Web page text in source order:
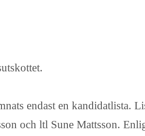
endast en kandidatlista.
och ltl Sune Mattsson.